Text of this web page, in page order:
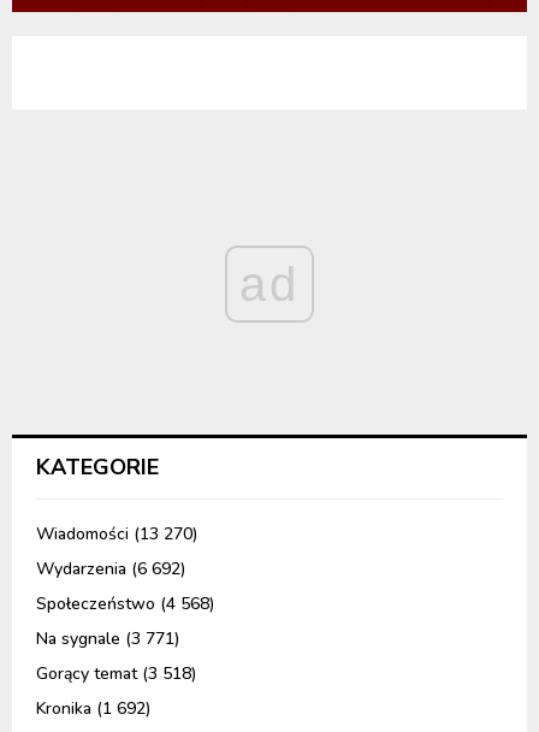
ad
KATEGORIE
Wiadomości (13 270)
Wydarzenia (6 692)
Społeczeństwo (4 568)
Na sygnale (3 771)
Gorący temat(3 518)
Kronika (1 692)